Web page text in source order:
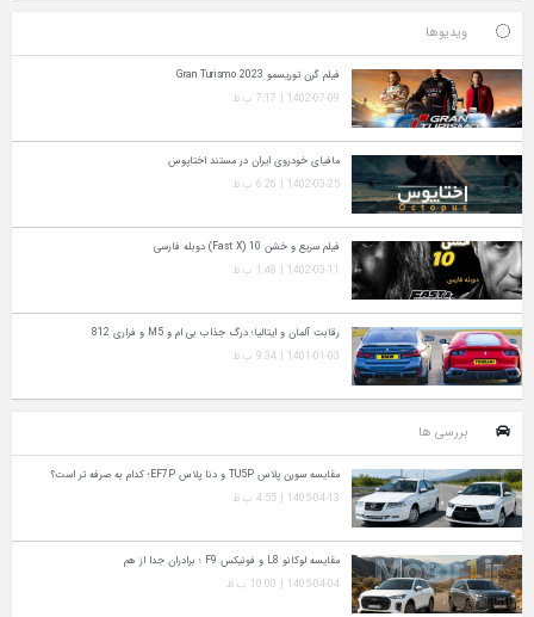
ویدیوها
فیلم گرن توریسمو Gran Turismo 2023
1402-07-09 | 7:17 ب.ظ
مافیای خودروی ایران در مستند اختاپوس
1402-03-25 | 6:26 ب.ظ
فیلم سریع و خشن 10 (Fast X) دوبله فارسی
1402-03-11 | 1:48 ب.ظ
رقابت آلمان و ایتالیا؛ درگ جذاب بی ام و M5 و فراری 812
1401-01-03 | 9:34 ب.ظ
بررسی ها
مقایسه سورن پلاس TU5P و دنا پلاس EF7P؛ کدام به‌ صرفه‌ تر است؟
1405-04-13 | 4:55 ب.ظ
مقایسه لوکانو L8 و فونیکس F9 ؛ برادران جدا از هم
1405-04-04 | 10:00 ب.ظ